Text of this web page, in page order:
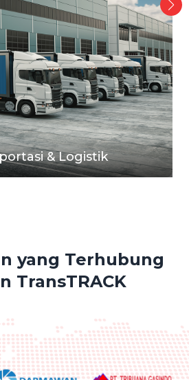
& Logistik
yang Terhubung
TransTRACK